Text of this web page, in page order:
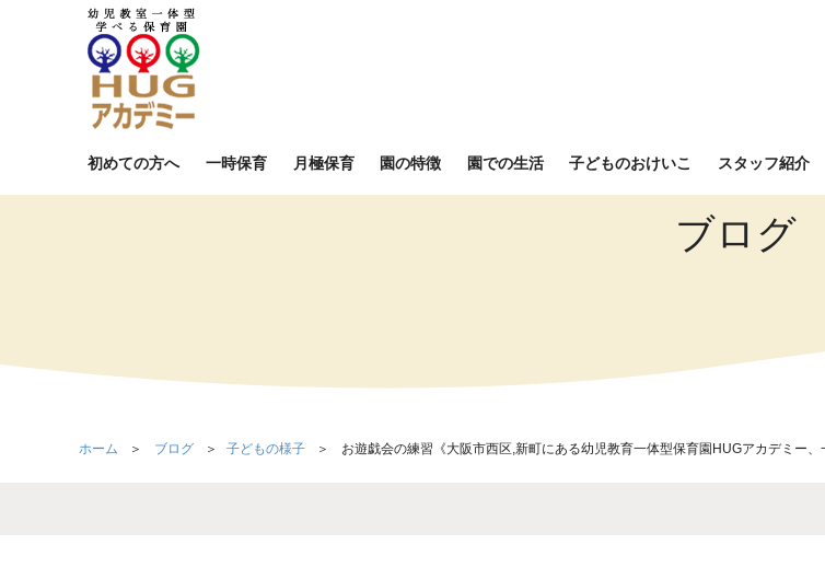
初めての方へ 一時保育 月極保育 園の特徴 園での生活 子どものおけいこ スタッフ紹介
ブログ
ホーム ブログ 子どもの様子 お遊戯会の練習《大阪市西区,新町にある幼児教育一体型保育園HUGアカデミー、